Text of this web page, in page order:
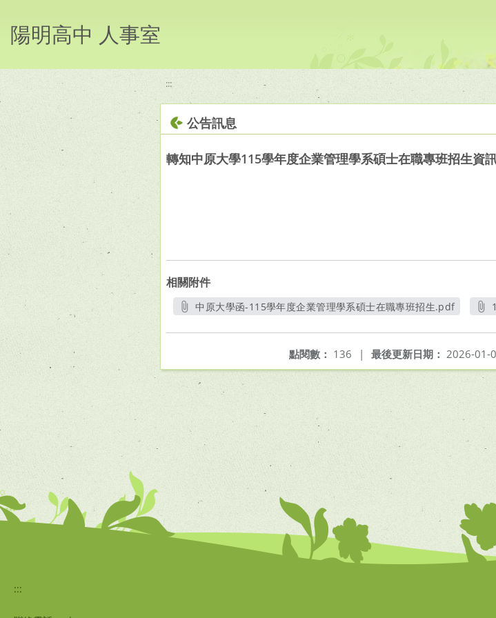
陽明高中 人事室
:::
公告訊息
轉知中原大學115學年度企業管理學系碩士在職專班招生資
相關附件
中原大學函-115學年度企業管理學系碩士在職專班招生.pdf
最後更新日期： 2026-01-
點閱數： 136 |
:::